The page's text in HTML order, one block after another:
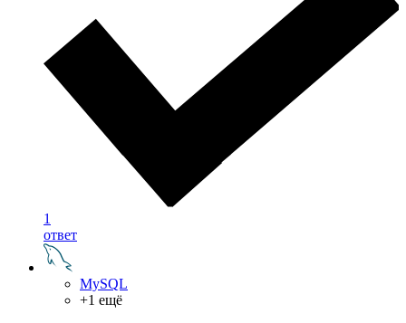
1
ответ
MySQL
+1 ещё